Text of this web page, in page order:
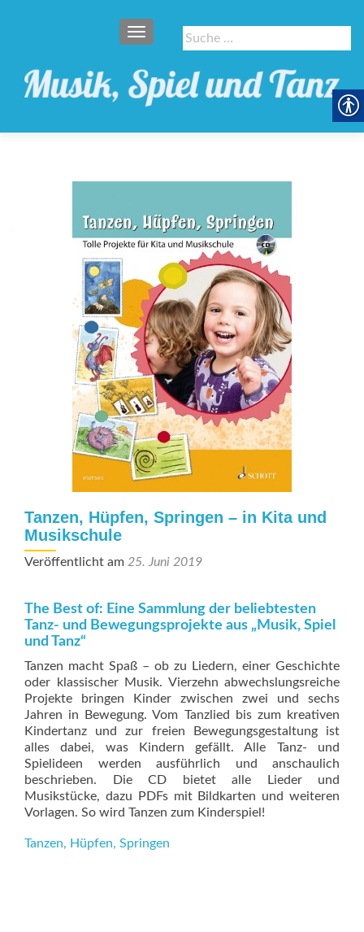
Suche
nach:
SCHALTE NAVIGATION
Tanzen, Hüpfen, Springen – in Kita und
Musikschule
Veröffentlicht am 25. Juni 2019
The Best of: Eine Sammlung der beliebtesten
Tanz- und Bewegungsprojekte aus „Musik, Spiel
und Tanz“
Tanzen macht Spaß – ob zu Liedern, einer Geschichte
oder klassischer Musik. Vierzehn abwechslungsreiche
Projekte bringen Kinder zwischen zwei und sechs
Jahren in Bewegung. Vom Tanzlied bis zum kreativen
Kindertanz und zur freien Bewegungsgestaltung ist
alles dabei, was Kindern gefällt. Alle Tanz- und
Spielideen werden ausführlich und anschaulich
beschrieben. Die CD bietet alle Lieder und
Musikstücke, dazu PDFs mit Bildkarten und weiteren
Vorlagen. So wird Tanzen zum Kinderspiel!
Tanzen, Hüpfen, Springen